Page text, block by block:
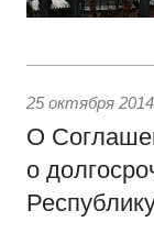
25 октября 2014
О
о